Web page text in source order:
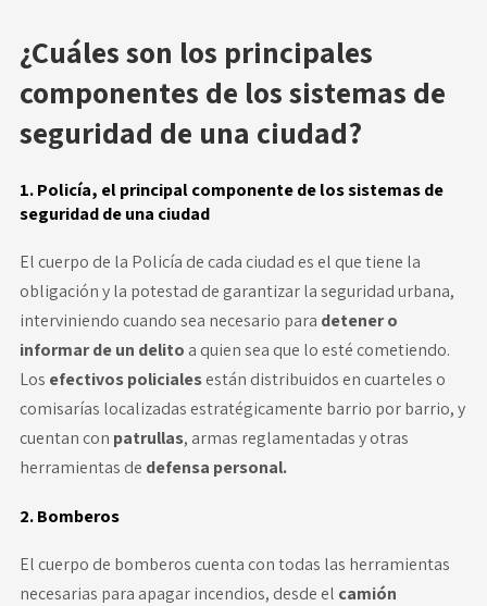
¿Cuáles son los principales
componentes de los sistemas de
seguridad de una ciudad?
1. Policía, el principal componente de los sistemas de
seguridad de una ciudad
El cuerpo de la Policía de cada ciudad es el que tiene la
obligación y la potestad de garantizar la seguridad urbana,
interviniendo cuando sea necesario para detener o
informar de un delito a quien sea que lo esté cometiendo.
Los efectivos policialesestán distribuidos en cuarteles o
comisarías localizadas estratégicamente barrio por barrio, y
cuentan con patrullas, armas reglamentadas y otras
herramientas de defensa personal.
2. Bomberos
El cuerpo de bomberos cuenta con todas las herramientas
necesarias para apagar incendios, desde el camión